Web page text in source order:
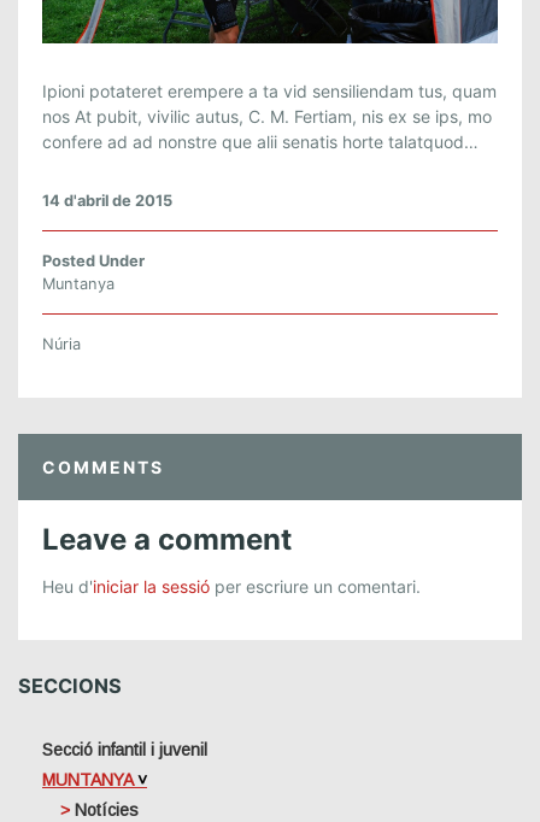
T
R
A
L
D
E
L
C
O
D
O
R
M
N
E
G
E
Ipioni potateret erempere a ta vid sensiliendam tus, quam
nos At pubit, vivilic autus, C. M. Fertiam, nis ex se ips, mo
confere ad ad nonstre que alii senatis horte talatquod…
14 d'abril de 2015
Posted Under
Muntanya
Núria
COMMENTS
Leave a comment
Heu d'iniciar la sessió per escriure un comentari.
SECCIONS
Secció infantil i juvenil
MUNTANYA
Notícies